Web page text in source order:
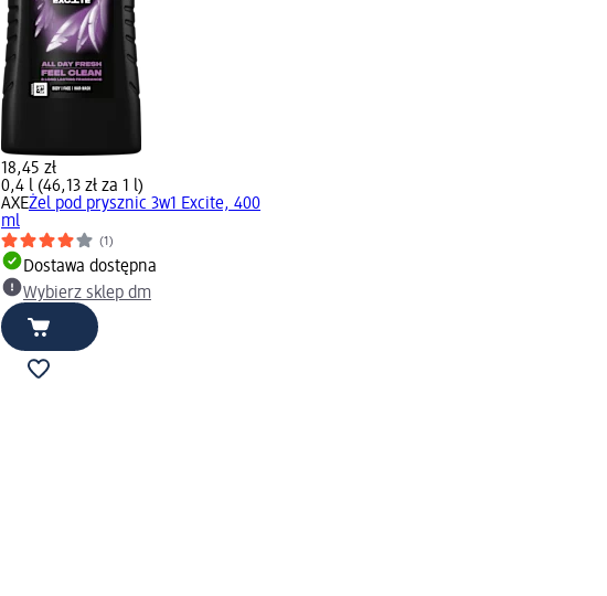
18,45 zł
0,4 l (46,13 zł za 1 l)
AXEŻel pod prysznic 3w1 Excite, 400
ml
(1)
Dostawa dostępna
Wybierz sklep dm